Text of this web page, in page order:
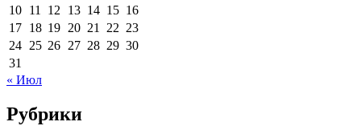
10 11 12 13 14 15 16
17 18 19 20 21 22 23
24 25 26 27 28 29 30
31
« Июл
Рубрики